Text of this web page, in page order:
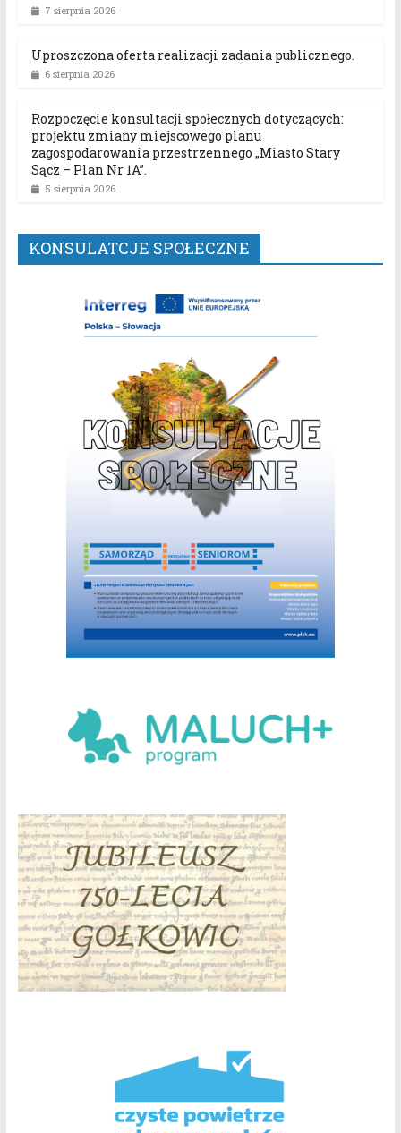
7 sierpnia 2026
Uproszczona oferta realizacji zadania publicznego.
6 sierpnia 2026
Rozpoczęcie konsultacji społecznych dotyczących:
projektu zmiany miejscowego planu
zagospodarowania przestrzennego „Miasto Stary
Sącz – Plan Nr 1A”.
5 sierpnia 2026
KONSULATCJE SPOŁECZNE